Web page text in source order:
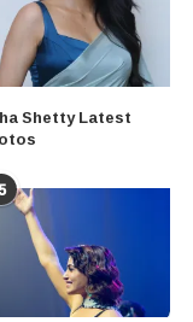
Shetty Latest